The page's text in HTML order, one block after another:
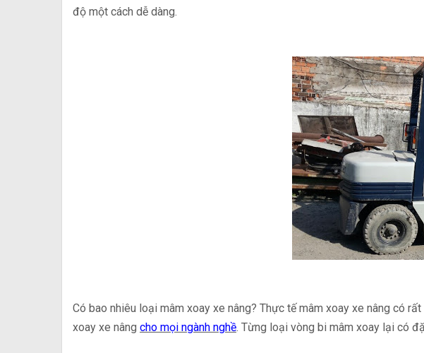
độ một cách dễ dàng.
Có bao nhiêu loại mâm xoay xe nâng? Thực tế mâm xoay xe nâng có
xoay xe nâng cho mọi ngành nghề . Từng loại vòng bi mâm xoay lại có